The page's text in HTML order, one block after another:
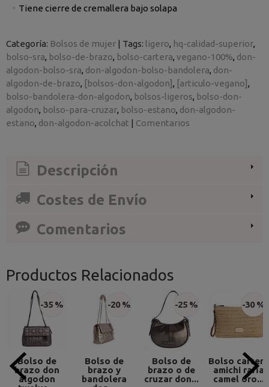
Tiene cierre de cremallera bajo solapa
Categoría: Bolsos de mujer | Tags: ligero hq-calidad-superior
bolso-sra bolso-de-brazo bolso-cartera vegano-100% don-
algodon-bolso-sra don-algodon-bolso-bandolera don-
algodon-de-brazo [bolsos-don-algodon]
[articulo-vegano]
bolso-bandolera-don-algodon bolsos-ligeros bolso-don-
algodon bolso-para-cruzar bolso-estano don-algodon-
estano don-algodon-acolchat | Comentarios
Descripción
Costes de Envío
Comentarios
Productos Relacionados
-35 %
Bolso de
brazo don
algodon
-20 %
Bolso de
brazo y
bandolera
-25 %
Bolso de
brazo o de
cruzar don...
-30 %
Bolso cartera
amichi rafia
camel oro...